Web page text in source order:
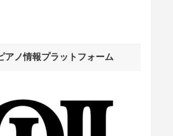
アノ情報プラットフォーム